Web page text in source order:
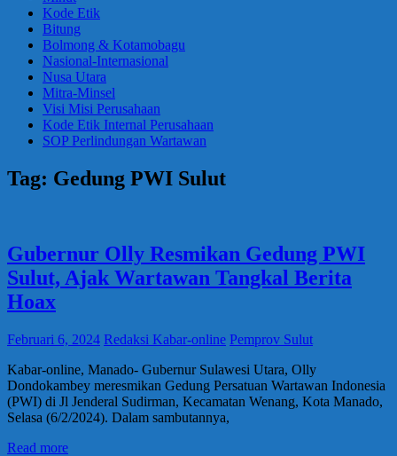
Kode Etik
Bitung
Bolmong & Kotamobagu
Nasional-Internasional
Nusa Utara
Mitra-Minsel
Visi Misi Perusahaan
Kode Etik Internal Perusahaan
SOP Perlindungan Wartawan
Tag: Gedung PWI Sulut
Gubernur Olly Resmikan Gedung PWI
Sulut, Ajak Wartawan Tangkal Berita
Hoax
Februari 6, 2024 Redaksi Kabar-online Pemprov Sulut
Kabar-online, Manado- Gubernur Sulawesi Utara, Olly
Dondokambey meresmikan Gedung Persatuan Wartawan Indonesia
(PWI) di Jl Jenderal Sudirman, Kecamatan Wenang, Kota Manado,
Selasa (6/2/2024). Dalam sambutannya,
Read more